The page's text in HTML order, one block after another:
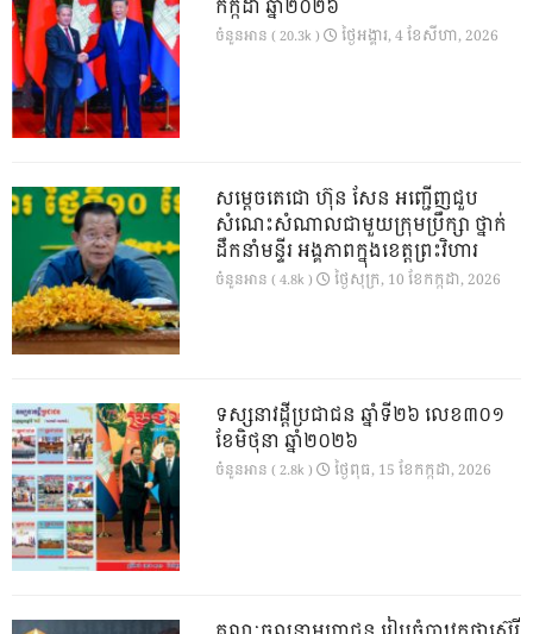
កក្កដា ឆ្នាំ២០២៦
ចំនួនអាន ( 20.3k ) ថ្ងៃ​អង្គារ, 4 ខែ​សីហា, 2026
សម្តេចតេជោ ហ៊ុន សែន អញ្ជើញជួប
សំណេះសំណាលជាមួយក្រុមប្រឹក្សា ថ្នាក់
ដឹកនាំមន្ទីរ អង្គភាពក្នុងខេត្តព្រះវិហារ
ចំនួនអាន ( 4.8k ) ថ្ងៃ​សុក្រ, 10 ខែ​កក្កដា, 2026
ទស្សនាវដ្ដីប្រជាជន ឆ្នាំទី២៦ លេខ៣០១
ខែមិថុនា ឆ្នាំ២០២៦
ចំនួនអាន ( 2.8k ) ថ្ងៃ​ពុធ, 15 ខែ​កក្កដា, 2026